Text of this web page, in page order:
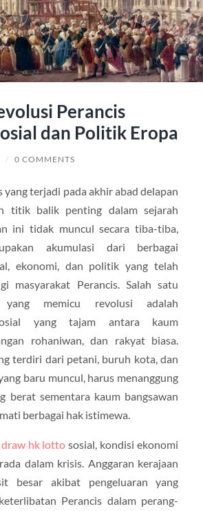
Perancis
dan Politik Eropa
/ 0 COMMENTS
yang terjadi pada akhir abad delapan
titik balik penting dalam sejarah
ini tidak muncul secara tiba-tiba,
akumulasi dari berbagai
ekonomi, dan politik yang telah
masyarakat Perancis. Salah satu
memicu revolusi adalah
yang tajam antara kaum
rohaniwan, dan rakyat biasa.
terdiri dari petani, buruh kota, dan
baru muncul, harus menanggung
berat sementara kaum bangsawan
berbagai hak istimewa.
draw hk lotto sosial, kondisi ekonomi
dalam krisis. Anggaran kerajaan
besar akibat pengeluaran yang
Perancis dalam perang-